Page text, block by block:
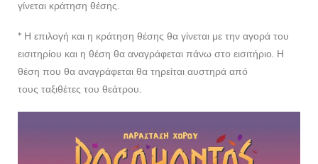
γίνεται κράτηση θέσης.
* Η επιλογή και η κράτηση θέσης θα γίνεται με την αγορά του
εισιτηρίου και η θέση θα αναγράφεται πάνω στο εισιτήριο. Η
θέση που θα αναγράφεται θα τηρείται αυστηρά από
τους ταξιθέτες του θεάτρου.